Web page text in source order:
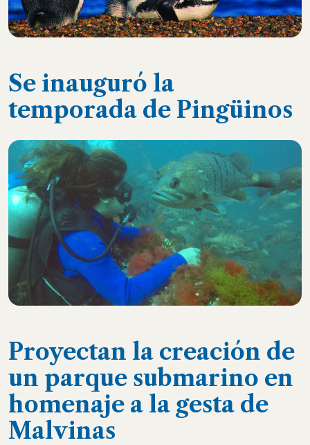
Se inauguró la
temporada de Pingüinos
Proyectan la creación de
un parque submarino en
homenaje a la gesta de
Malvinas